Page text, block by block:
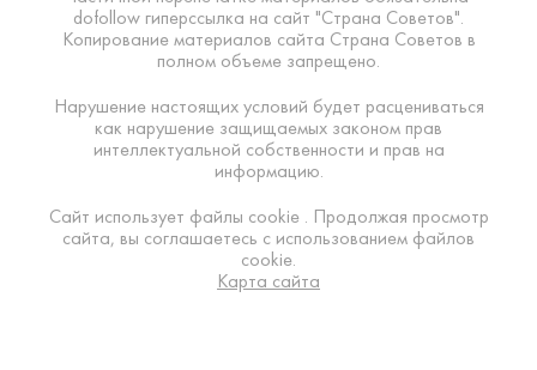
dofollow гиперссылка на сайт "Страна Советов".
Копирование материалов сайта Страна Советов в
полном объеме запрещено.
Нарушение настоящих условий будет расцениваться
как нарушение защищаемых законом прав
интеллектуальной собственности и прав на
информацию.
Сайт использует файлы cookie . Продолжая просмотр
сайта, вы соглашаетесь с использованием файлов
cookie.
Карта сайта